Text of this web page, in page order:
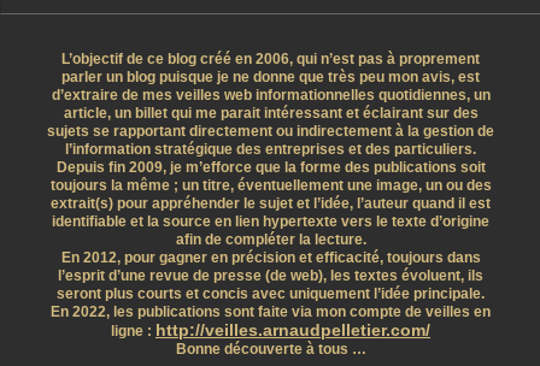
L’objectif de ce blog créé en 2006, qui n’est pas à proprement
parler un blog puisque je ne donne que très peu mon avis, est
d’extraire de mes veilles web informationnelles quotidiennes, un
article, un billet qui me parait intéressant et éclairant sur des
sujets se rapportant directement ou indirectement à la gestion de
l’information stratégique des entreprises et des particuliers.
Depuis fin 2009, je m’efforce que la forme des publications soit
toujours la même ; un titre, éventuellement une image, un ou des
extrait(s) pour appréhender le sujet et l’idée, l’auteur quand il est
identifiable et la source en lien hypertexte vers le texte d’origine
afin de compléter la lecture.
En 2012, pour gagner en précision et efficacité, toujours dans
l’esprit d’une revue de presse (de web), les textes évoluent, ils
seront plus courts et concis avec uniquement l’idée principale.
En 2022, les publications sont faite via mon compte de veilles en
ligne : http://veilles.arnaudpelletier.com/
Bonne découverte à tous …